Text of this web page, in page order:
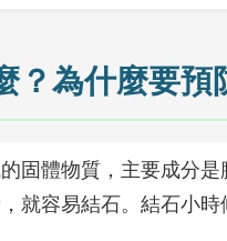
？為什麼要預
固體物質，主要成分
就容易結石。結石小